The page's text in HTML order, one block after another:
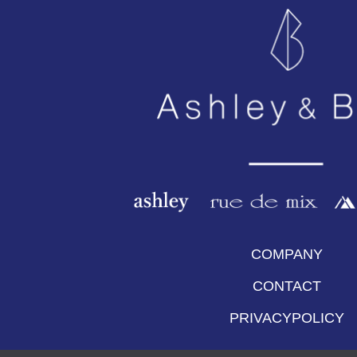
COMPANY
CONTACT
PRIVACYPOLICY